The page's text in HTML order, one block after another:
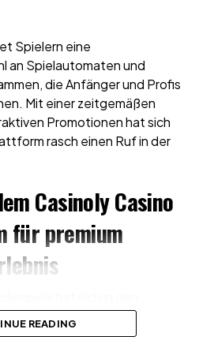
Spielern eine
an Spielautomaten und
die Anfänger und Profis
Mit einer zeitgemäßen
Promotionen hat sich
rasch einen Ruf in der
Casinoly Casino
für premium
entwickelt und bietet
an Möglichkeiten. Zeitgemäße
READING